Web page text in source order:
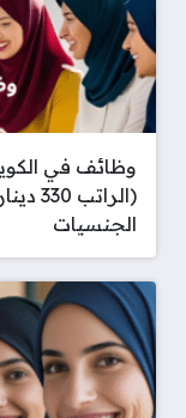
وظائف في
الجنسيات